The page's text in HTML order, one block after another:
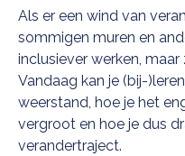
Als er een wind van
sommigen muren en
inclusiever werken, maar
Vandaag kan je (bij-
weerstand, hoe je het
vergroot en hoe je dus
verandertraject.